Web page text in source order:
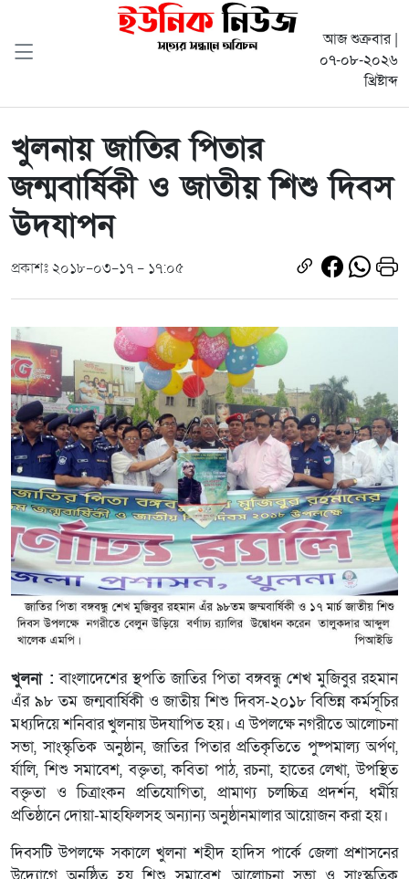
আজ শুক্রবার |
০৭-০৮-২০২৬
খ্রিষ্টাব্দ
খুলনায় জাতির পিতার
জন্মবার্ষিকী ও জাতীয় শিশু দিবস
উদযাপন
প্রকাশঃ ২০১৮-০৩-১৭ - ১৭:০৫
খুলনা : বাংলাদেশের স্থপতি জাতির পিতা বঙ্গবন্ধু শেখ মুজিবুর রহমান
এঁর ৯৮ তম জন্মবার্ষিকী ও জাতীয় শিশু দিবস-২০১৮ বিভিন্ন কর্মসূচির
মধ্যদিয়ে শনিবার খুলনায় উদযাপিত হয়। এ উপলক্ষে নগরীতে আলোচনা
সভা, সাংস্কৃতিক অনুষ্ঠান, জাতির পিতার প্রতিকৃতিতে পুষ্পমাল্য অর্পণ,
র্যালি, শিশু সমাবেশ, বক্তৃতা, কবিতা পাঠ, রচনা, হাতের লেখা, উপস্থিত
বক্তৃতা ও চিত্রাংকন প্রতিযোগিতা, প্রামাণ্য চলচ্চিত্র প্রদর্শন, ধর্মীয়
প্রতিষ্ঠানে দোয়া-মাহফিলসহ অন্যান্য অনুষ্ঠানমালার আয়োজন করা হয়।
দিবসটি উপলক্ষে সকালে খুলনা শহীদ হাদিস পার্কে জেলা প্রশাসনের